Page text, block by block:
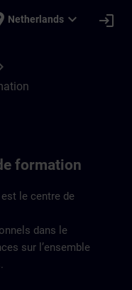
Netherlands expand_more login
formation
le centre de
dans le
sur l’ensemble